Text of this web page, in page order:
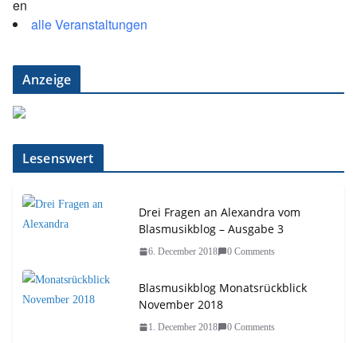
alle Veranstaltungen
Anzeige
Lesenswert
Drei Fragen an Alexandra vom
Blasmusikblog – Ausgabe 3
6. December 2018 0 Comments
Blasmusikblog Monatsrückblick
November 2018
1. December 2018 0 Comments